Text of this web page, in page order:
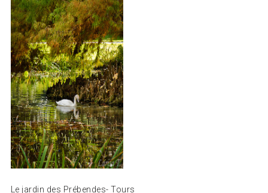
Le jardin des Prébendes- Tours